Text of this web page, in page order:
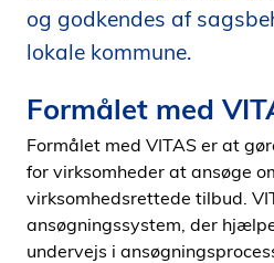
å
s
d
e
n
og godkendes af
lokale kommune.
Formålet med
Formålet med VITAS er at
for virksomheder at ansøge
virksomhedsrettede tilbud.
ansøgningssystem, der
undervejs i